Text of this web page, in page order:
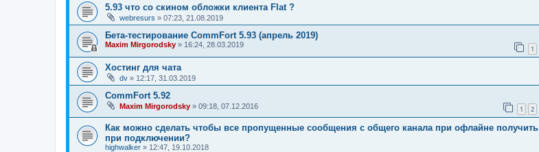
5.93 что со скином обложки клиента Flat ?
webresurs » 07:23, 21.08.2019
Бета-тестирование CommFort 5.93 (апрель 2019)
Maxim Mirgorodsky » 16:24, 28.03.2019 1
Хостинг для чата
dv » 12:17, 31.03.2019
CommFort 5.92
Maxim Mirgorodsky » 09:18, 07.12.2016 1 2
Как можно сделать чтобы все пропущенные сообщения с общего канала при офлайне получить
при подключении?
highwalker » 12:47, 19.10.2018